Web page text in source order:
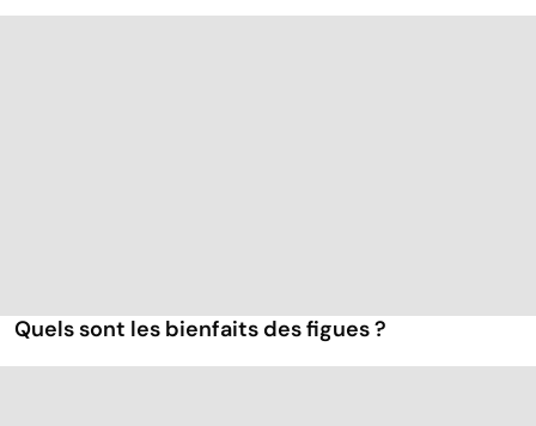
Quels sont les bienfaits des figues ?